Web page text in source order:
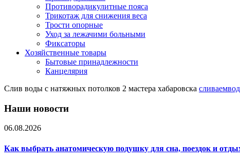
Противорадикулитные пояса
Трикотаж для снижения веса
Трости опорные
Уход за лежачими больными
Фиксаторы
Хозяйственные товары
Бытовые принадлежности
Канцелярия
Слив воды с натяжных потолков 2 мастера хабаровска
Наши новости
06.08.2026
Как выбрать анатомическую подушку для сна, поездок и